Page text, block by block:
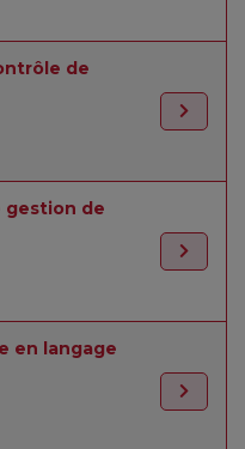
de
gestion de
en langage